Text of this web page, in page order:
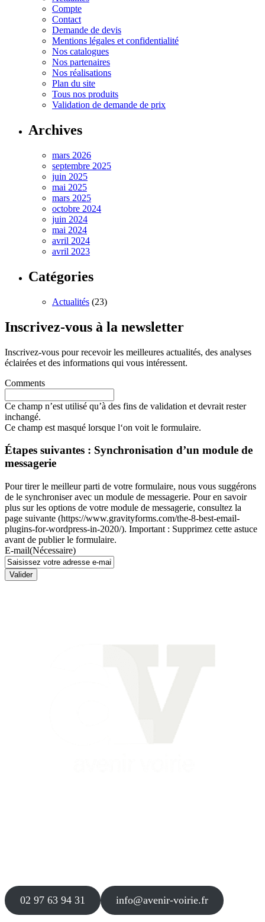
Compte
Contact
Demande de devis
Mentions légales et confidentialité
Nos catalogues
Nos partenaires
Nos réalisations
Plan du site
Tous nos produits
Validation de demande de prix
Archives
mars 2026
septembre 2025
juin 2025
mai 2025
mars 2025
octobre 2024
juin 2024
mai 2024
avril 2024
avril 2023
Catégories
Actualités (23)
Inscrivez-vous à la newsletter
Inscrivez-vous pour recevoir les meilleures actualités, des analyses
éclairées et des informations qui vous intéressent.
Comments
Ce champ n’est utilisé qu’à des fins de validation et devrait rester
inchangé.
Ce champ est masqué lorsque l‘on voit le formulaire.
Étapes suivantes : Synchronisation d’un module de
messagerie
Pour tirer le meilleur parti de votre formulaire, nous vous suggérons
de le synchroniser avec un module de messagerie. Pour en savoir
plus sur les options de votre module de messagerie, consultez la
page suivante (https://www.gravityforms.com/the-8-best-email-
plugins-for-wordpress-in-2020/). Important : Supprimez cette astuce
avant de publier le formulaire.
E-mail(Nécessaire)
Valider
02 97 63 94 31 info@avenir-voirie.fr